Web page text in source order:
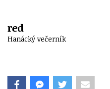
red
Hanácký večerník